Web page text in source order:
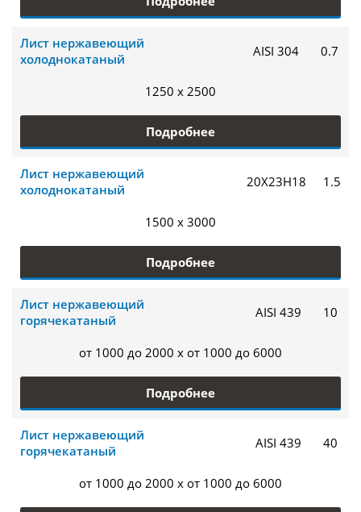
Лист нержавеющий
холоднокатаный
AISI 304 0.7
1250 x 2500
Подробнее
Лист нержавеющий
холоднокатаный
20Х23Н18 1.5
1500 x 3000
Подробнее
Лист нержавеющий
горячекатаный
AISI 439 10
от 1000 до 2000 x от 1000 до 6000
Подробнее
Лист нержавеющий
горячекатаный
AISI 439 40
от 1000 до 2000 x от 1000 до 6000